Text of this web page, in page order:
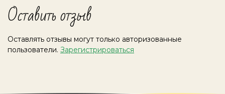
Оставить отзыв
Оставлять отзывы могут только авторизованные
пользователи. Зарегистрироваться